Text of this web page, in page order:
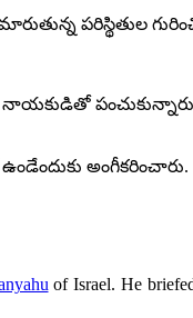
పరిస్థితుల
అంగీకరించారు.
of Israel. He